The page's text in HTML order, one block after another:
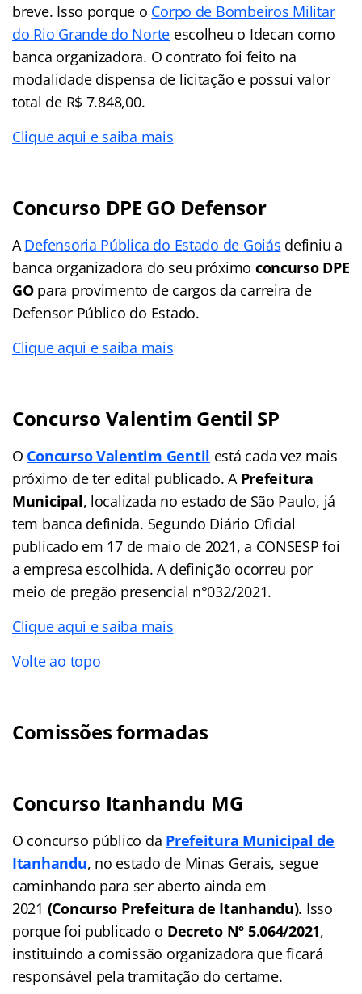
breve. Isso porque o Corpo de Bombeiros Militar
do Rio Grande do Norte escolheu o Idecan como
banca organizadora. O contrato foi feito na
modalidade dispensa de licitação e possui valor
total de R$ 7.848,00.
Clique aqui e saiba mais
Concurso DPE GO Defensor
ADefensoria Pública do Estado de Goiás definiu a
banca organizadora do seu próximo concurso DPE
GOpara provimento de cargos da carreira de
Defensor Público do Estado.
Clique aqui e saiba mais
Concurso Valentim Gentil SP
O Concurso Valentim Gentil está cada vez mais
próximo de ter edital publicado. A Prefeitura
Municipal, localizada no estado de São Paulo, já
tem banca definida. Segundo Diário Oficial
publicado em 17 de maio de 2021, a CONSESP foi
a empresa escolhida. A definição ocorreu por
meio de pregão presencial n°032/2021.
Clique aqui e saiba mais
Volte ao topo
Comissões formadas
Concurso Itanhandu MG
O concurso público da Prefeitura Municipal de
Itanhandu, no estado de Minas Gerais, segue
caminhando para ser aberto ainda em
2021 (Concurso Prefeitura de Itanhandu). Isso
porque foi publicado o Decreto Nº 5.064/2021,
instituindo a comissão organizadora que ficará
responsável pela tramitação do certame.